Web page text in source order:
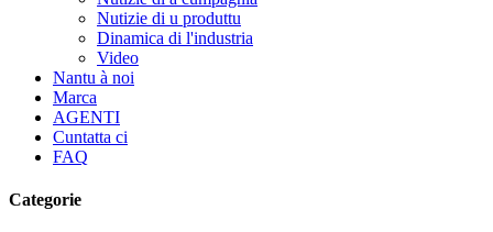
Nutizie di u produttu
Dinamica di l'industria
Video
Nantu à noi
Marca
AGENTI
Cuntatta ci
FAQ
Categorie